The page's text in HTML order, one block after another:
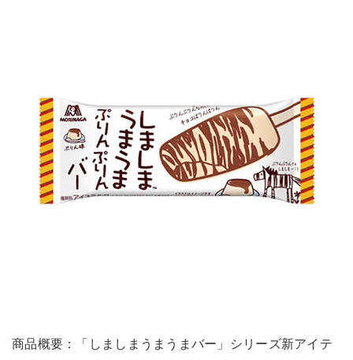
商品概要：「しましまうまうまバー」シリーズ新アイテ